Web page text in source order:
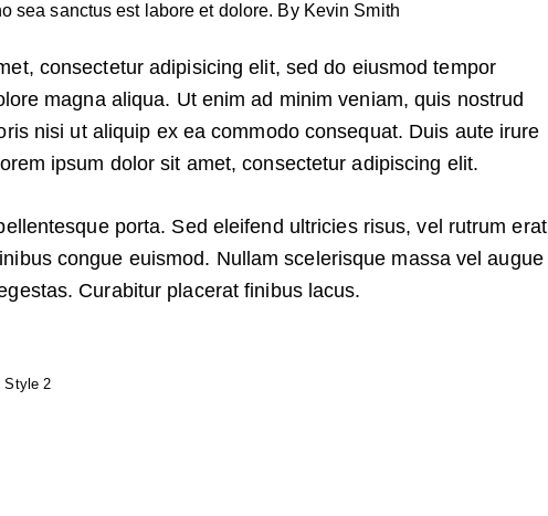
sea sanctus est labore et dolore. By Kevin Smith
consectetur adipisicing elit, sed do eiusmod tempor
magna aliqua. Ut enim ad minim veniam, quis nostrud
nisi ut aliquip ex ea commodo consequat. Duis aute irure
ipsum dolor sit amet, consectetur adipiscing elit.
porta. Sed eleifend ultricies risus, vel rutrum erat
congue euismod. Nullam scelerisque massa vel augue
Curabitur placerat finibus lacus.
Style 2